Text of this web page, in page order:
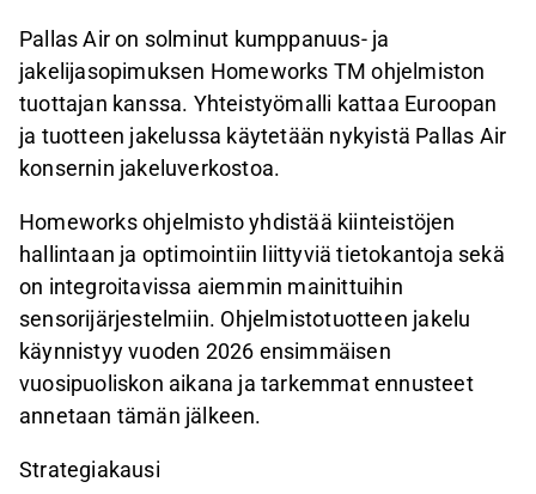
Pallas Air on solminut kumppanuus- ja
jakelijasopimuksen Homeworks TM ohjelmiston
tuottajan kanssa. Yhteistyömalli kattaa Euroopan
ja tuotteen jakelussa käytetään nykyistä Pallas Air
konsernin jakeluverkostoa.
Homeworks ohjelmisto yhdistää kiinteistöjen
hallintaan ja optimointiin liittyviä tietokantoja sekä
on integroitavissa aiemmin mainittuihin
sensorijärjestelmiin. Ohjelmistotuotteen jakelu
käynnistyy vuoden 2026 ensimmäisen
vuosipuoliskon aikana ja tarkemmat ennusteet
annetaan tämän jälkeen.
Strategiakausi